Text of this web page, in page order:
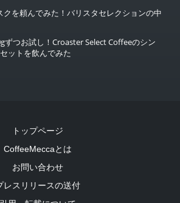
クを頼んでみた！バリスタセレクションの中
ずつお試し！Croaster Select Coffeeのシン
ットを飲んでみた
トップページ
CoffeeMeccaとは
お問い合わせ
レスリリースの送付